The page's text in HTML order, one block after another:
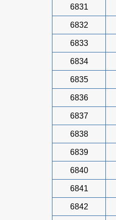
6831
6832
6833
6834
6835
6836
6837
6838
6839
6840
6841
6842